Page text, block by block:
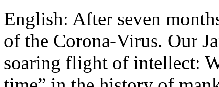
English: After seven
of the Corona-Virus. Our
soaring flight of intellect: